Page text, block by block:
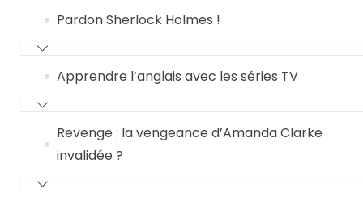
Pardon Sherlock Holmes !
Apprendre l’anglais avec les séries TV
Revenge : la vengeance d’Amanda Clarke
invalidée ?